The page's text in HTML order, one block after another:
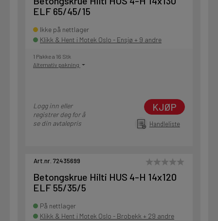
ELF 65/45/15
Ikke på nettlager
Klikk & Hent i Motek Oslo - Ensjø + 9 andre
1 Pakke a 16 Stk
Alternativ pakning
Logg inn eller
registrer deg for å
se din avtalepris
KJØP
Handleliste
Art.nr. 72435699
Betongskrue Hilti HUS 4-H 14x120
ELF 55/35/5
På nettlager
Klikk & Hent i Motek Oslo - Brobekk + 29 andre